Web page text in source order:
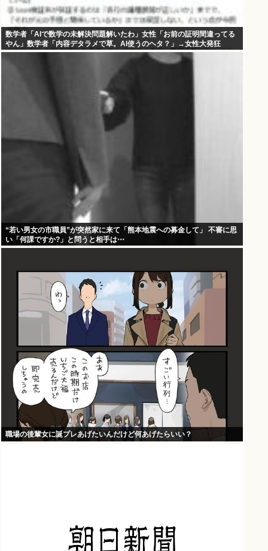
数学者「AIで数学の未解決問題解いたわ」女性「お前の証明間違ってる
やん」数学者「内容デタラメで草。AI使うのヘタ？」→女性大発狂
“若い男女の市職員”が突然家に来て「熊本地震への募金して」 不審に思
い「何課ですか?」と問うと相手は⋯
職場の後輩女に誕プレあげたいんだけど何あげたらいい？